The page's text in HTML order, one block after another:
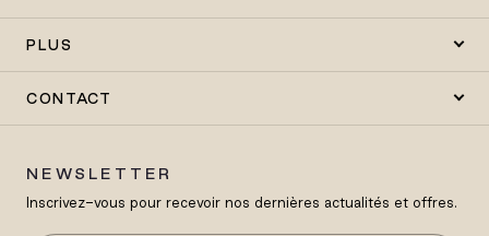
PLUS
CONTACT
NEWSLETTER
Inscrivez-vous pour recevoir nos dernières actualités et offres.